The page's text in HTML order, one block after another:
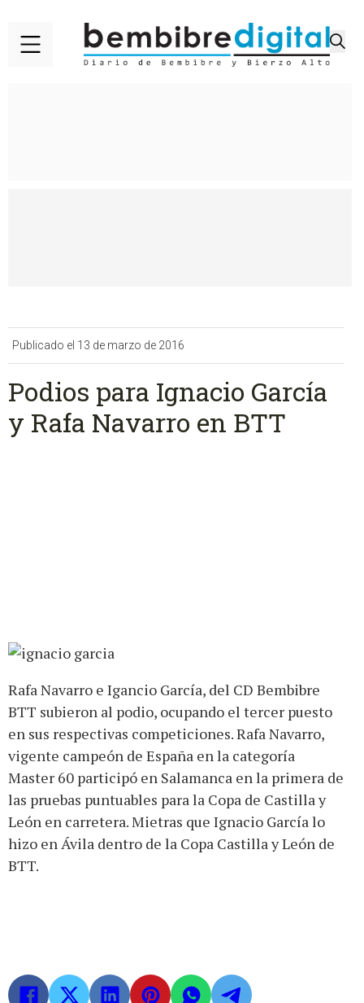
Publicado el 13 de marzo de 2016
Podios para Ignacio García
y Rafa Navarro en BTT
Rafa Navarro e Igancio García, del CD Bembibre
BTT subieron al podio, ocupando el tercer puesto
en sus respectivas competiciones. Rafa Navarro,
vigente campeón de España en la categoría
Master 60 participó en Salamanca en la primera de
las pruebas puntuables para la Copa de Castilla y
León en carretera. Mietras que Ignacio García lo
hizo en Ávila dentro de la Copa Castilla y León de
BTT.